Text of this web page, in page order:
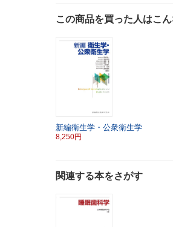
この商品を買った人はこ
新編衛生学・公衆衛生学
8,250円
関連する本をさがす